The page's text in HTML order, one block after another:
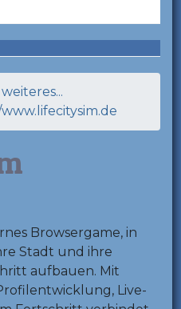
weiteres...
Browsergame, in
Stadt und ihre
aufbauen. Mit
Live-